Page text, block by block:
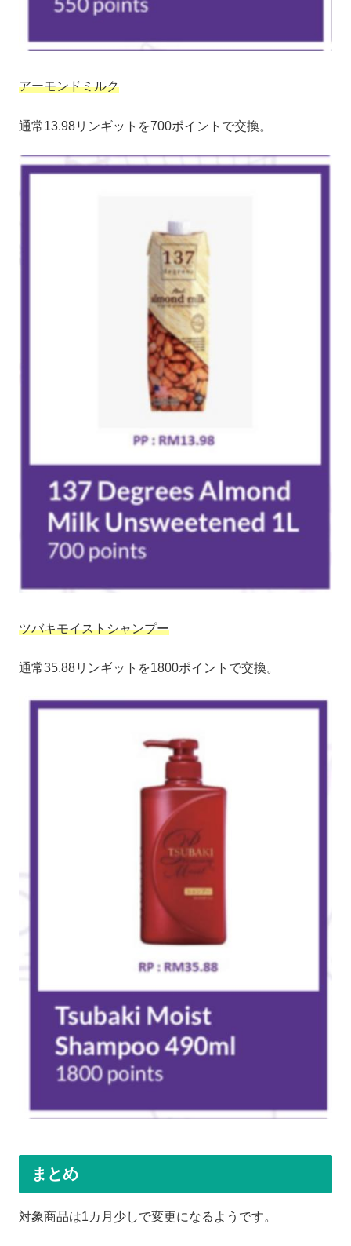
アーモンドミルク
通常13.98リンギットを700ポイントで交換。
ツバキモイストシャンプー
通常35.88リンギットを1800ポイントで交換。
まとめ
対象商品は1カ月少しで変更になるようです。